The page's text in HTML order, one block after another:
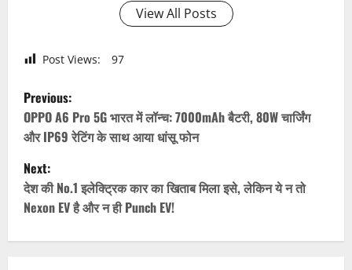
View All Posts
Post Views: 97
P
o
s
t
n
Previous:
OPPO A6 Pro 5G भारत में लॉन्च: 7000mAh बैटरी, 80W चार्जिंग
और IP69 रेटिंग के साथ आया धांसू फोन
Next:
देश की No.1 इलेक्ट्रिक कार का खिताब मिला इसे, लेकिन ये न तो
Nexon EV है और न ही Punch EV!